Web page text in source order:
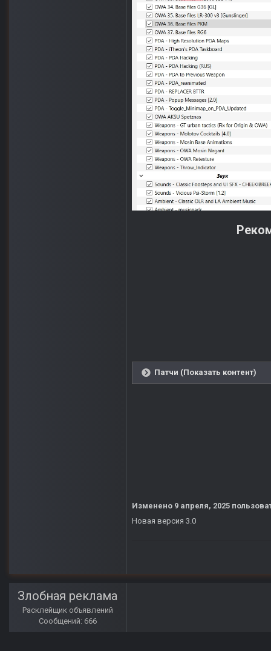
Патчи (Показать контент)
Изменено 9 апреля, 2025
Новая версия 3.0
Злобная реклама
Расклейщик объявлений
Сообщений: 666